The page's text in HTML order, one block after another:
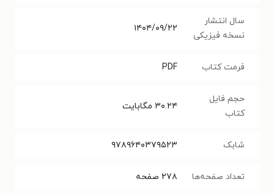
سال انتشار
نسخه فیزیکی
۱۴۰۴/۰۹/۲۲
فرمت کتاب PDF
حجم فایل
کتاب
۳۰.۲۴ مگابایت
شابک ۹۷۸۹۶۴۰۳۷۹۵۲۳
تعداد صفحه‌ها ۲۷۸ صفحه